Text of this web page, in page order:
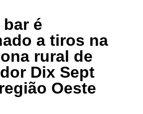
é
a tiros na
rural de
Dix Sept
Oeste